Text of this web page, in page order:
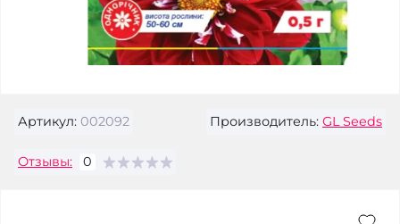
Артикул: 002092 Производитель: GL Seeds
Отзывы: 0